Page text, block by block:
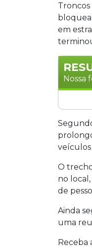
em
Nossa
da
de
veículos
O
no
de
Ainda
uma
Receba